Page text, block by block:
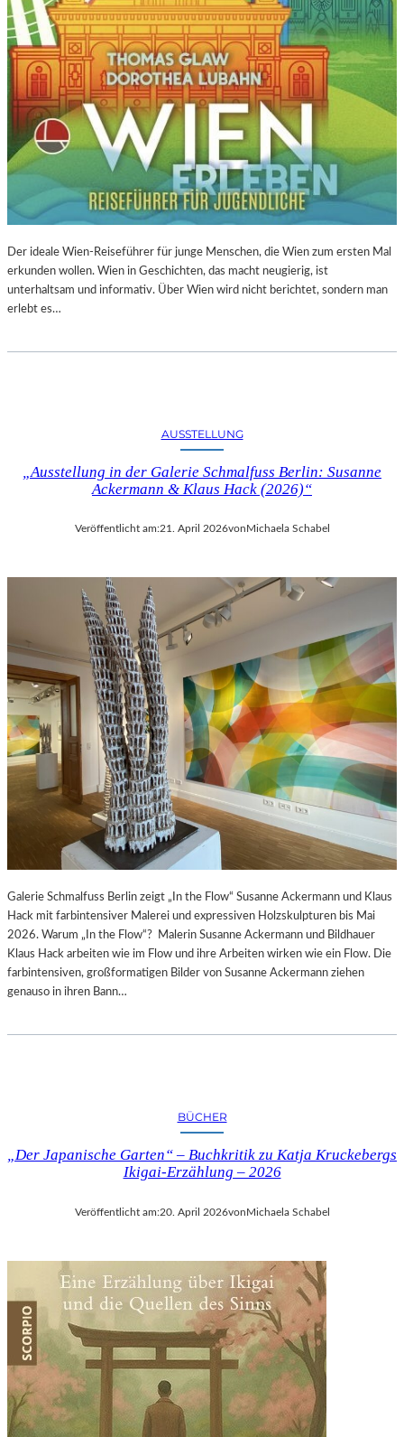
Der ideale Wien-Reiseführer für junge Menschen, die Wien zum ersten Mal
erkunden wollen. Wien in Geschichten, das macht neugierig, ist
unterhaltsam und informativ. Über Wien wird nicht berichtet, sondern man
erlebt es…
AUSSTELLUNG
„Ausstellung in der Galerie Schmalfuss Berlin: Susanne
Ackermann & Klaus Hack (2026)“
Veröffentlicht am:21. April 2026vonMichaela Schabel
Galerie Schmalfuss Berlin zeigt „In the Flow“ Susanne Ackermann und Klaus
Hack mit farbintensiver Malerei und expressiven Holzskulpturen bis Mai
2026. Warum „In the Flow“? Malerin Susanne Ackermann und Bildhauer
Klaus Hack arbeiten wie im Flow und ihre Arbeiten wirken wie ein Flow. Die
farbintensiven, großformatigen Bilder von Susanne Ackermann ziehen
genauso in ihren Bann…
BÜCHER
„Der Japanische Garten“ – Buchkritik zu Katja Kruckebergs
Ikigai-Erzählung – 2026
Veröffentlicht am:20. April 2026vonMichaela Schabel